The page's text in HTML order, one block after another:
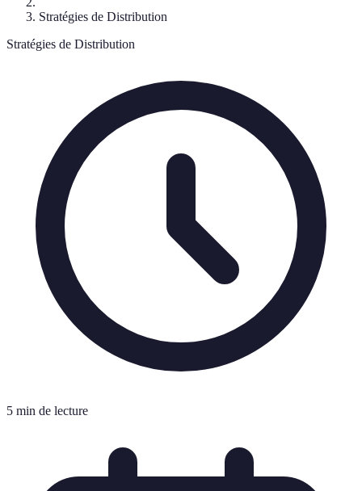
Stratégies de Distribution
Stratégies de Distribution
5 min de lecture